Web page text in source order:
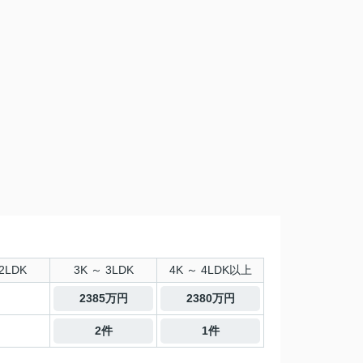
3K ～ 3LDK 4K ～ 4LDK以上
2385万円 2380万円
2件 1件